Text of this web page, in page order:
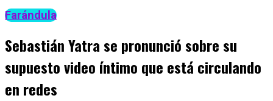
Farándula
Sebastián Yatra se pronunció sobre su
supuesto video íntimo que está circulando
en redes